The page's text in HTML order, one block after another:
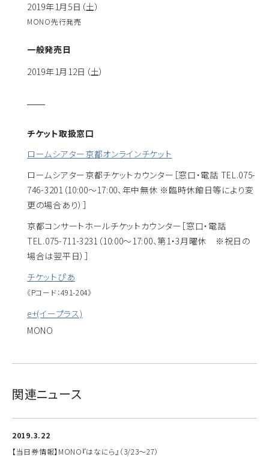
2019年1月5日（土）
MONO先行発売
一般発売日
2019年1月12日（土）
チケット取扱窓口
ロームシアター京都オンラインチケット
ロームシアター京都チケットカウンター ［窓口・電話 TEL.075-
746-3201（10:00～17:00、年中無休 ※臨時休館日等により変
更の場合あり）］
京都コンサートホールチケットカウンター ［窓口・電話
TEL.075-711-3231（10:00～17:00、第1・3月曜休 ※祝日の
場合は翌平日）］
チケットぴあ
《Pコード：491-204》
e+(イープラス)
MONO
関連ニュース
2019.3.22
【当日券情報】MONO『はなにら』（3/23～27）